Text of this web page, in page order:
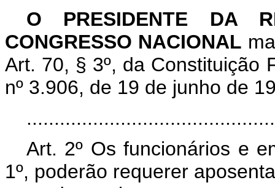
O PRESIDENTE DA
CONGRESSO NACIONAL
Art. 70, § 3º, da Constituição
nº 3.906, de 19 de junho de
Art. 2º Os funcionários e
1º, poderão requerer